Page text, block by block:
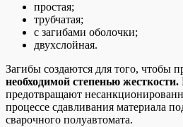
простая;
трубчатая;
с загибами оболочки;
двухслойная.
Загибы создаются для того, чтобы
необходимой степенью жесткости.
предотвращают
процессе сдавливания материала
сварочного полуавтомата.